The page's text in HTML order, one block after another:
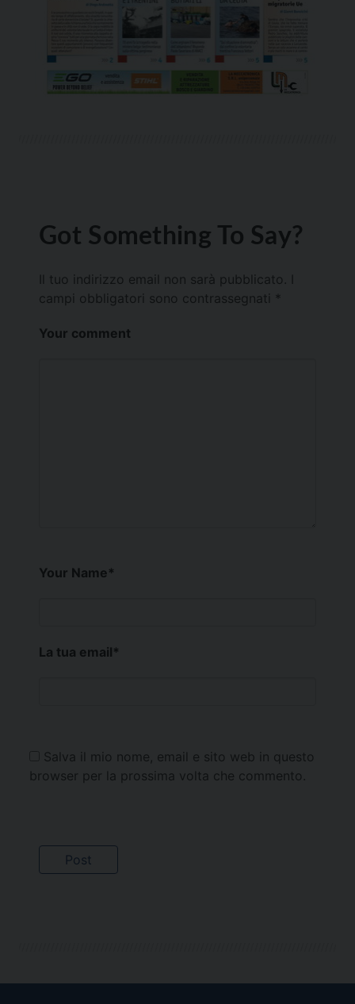
Got Something To Say?
Il tuo indirizzo email non sarà pubblicato.
campi obbligatori sono contrassegnati *
Your comment
Your Name*
La tua email*
Salva il mio nome, email e sito web in questo
browser per la prossima volta che commento.